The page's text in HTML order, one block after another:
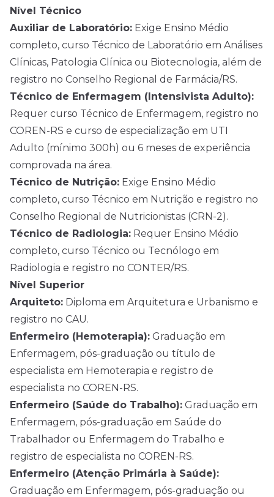
Nível Técnico
Auxiliar de Laboratório: Exige Ensino Médio
completo, curso Técnico de Laboratório em Análises
Clínicas, Patologia Clínica ou Biotecnologia, além de
registro no Conselho Regional de Farmácia/RS.
Técnico de Enfermagem (Intensivista Adulto):
Requer curso Técnico de Enfermagem, registro no
COREN-RS e curso de especialização em UTI
Adulto (mínimo 300h) ou 6 meses de experiência
comprovada na área.
Técnico de Nutrição: Exige Ensino Médio
completo, curso Técnico em Nutrição e registro no
Conselho Regional de Nutricionistas (CRN-2).
Técnico de Radiologia: Requer Ensino Médio
completo, curso Técnico ou Tecnólogo em
Radiologia e registro no CONTER/RS.
Nível Superior
Arquiteto: Diploma em Arquitetura e Urbanismo e
registro no CAU.
Enfermeiro (Hemoterapia): Graduação em
Enfermagem, pós-graduação ou título de
especialista em Hemoterapia e registro de
especialista no COREN-RS.
Enfermeiro (Saúde do Trabalho): Graduação em
Enfermagem, pós-graduação em Saúde do
Trabalhador ou Enfermagem do Trabalho e
registro de especialista no COREN-RS.
Enfermeiro (Atenção Primária à Saúde):
Graduação em Enfermagem, pós-graduação ou